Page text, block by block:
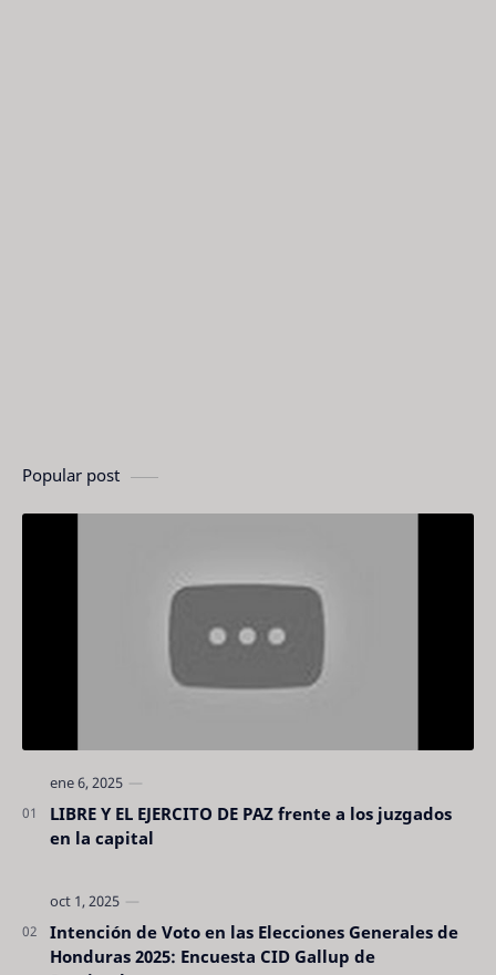
Popular post
LIBRE Y EL EJERCITO DE PAZ frente a los juzgados
en la capital
Intención de Voto en las Elecciones Generales de
Honduras 2025: Encuesta CID Gallup de